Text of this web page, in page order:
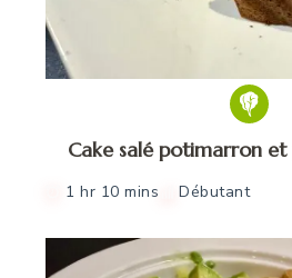
Cake salé potimarron
1 hr 10 mins Débutant